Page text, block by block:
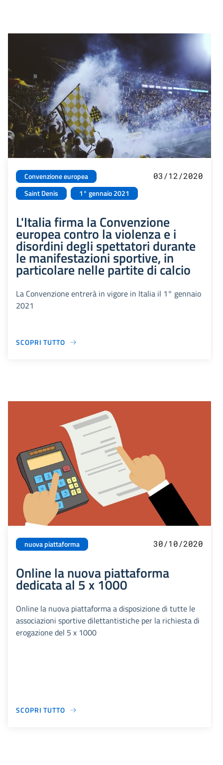
Convenzione europea
Saint Denis
1° gennaio 2021
03/12/2020
L'Italia firma la Convenzione
europea contro la violenza e i
disordini degli spettatori durante
le manifestazioni sportive, in
particolare nelle partite di calcio
La Convenzione entrerà in vigore in Italia il 1° gennaio
2021
SCOPRI TUTTO
nuova piattaforma 30/10/2020
Online la nuova piattaforma
dedicata al 5 x 1000
Online la nuova piattaforma a disposizione di tutte le
associazioni sportive dilettantistiche per la richiesta di
erogazione del 5 x 1000
SCOPRI TUTTO